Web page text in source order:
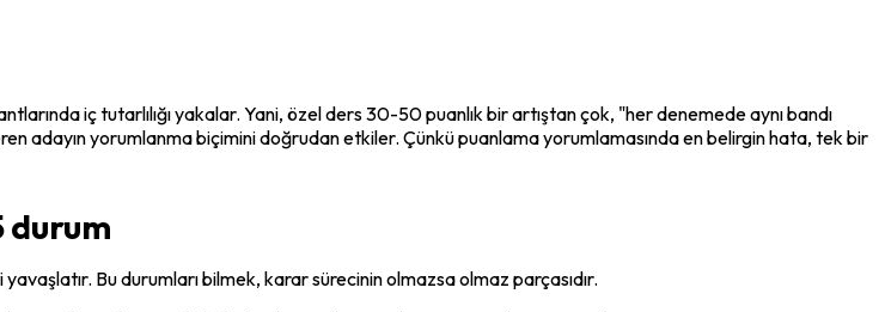
iç tutarlılığı yakalar. Yani, özel ders 30-50 puanlık bir artıştan çok, "her denemede aynı bandı
adayın yorumlanma biçimini doğrudan etkiler. Çünkü puanlama yorumlamasında en belirgin hata, tek bir
durum
Bu durumları bilmek, karar sürecinin olmazsa olmaz parçasıdır.